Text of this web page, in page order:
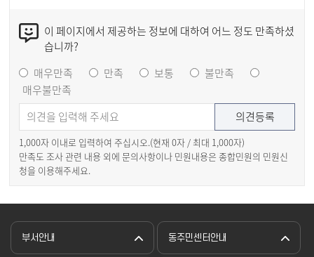
이 페이지에서 제공하는 정보에 대하여 어느 정도 만족하셨
습니까?
매우만족
만족 보통
불만족
매우불만족
1,000자 이내로 입력하여 주십시오.(현재 0자 / 최대 1,000자)
만족도 조사 관련 내용 외에 문의사항이나 민원내용은 종합민원의 민원신
청을 이용해주세요.
부서안내 동주민센터안내